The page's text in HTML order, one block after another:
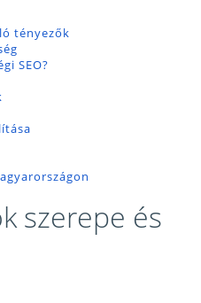
tényezők
SEO?
szerepe és